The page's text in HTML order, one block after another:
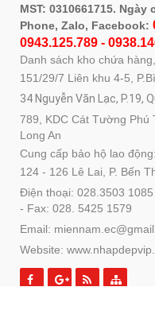
MST: 0310661715. Ngày
Phone, Zalo, Facebook:
0943.125.789 -
Danh sách kho chứa
151/29/7 Liên khu 4-5,
34 Nguyễn Văn Lạc, P.19,
789, KDC Cát Tường Phú
Long An
Cung cấp bảo hộ lao động:
124 - 126 Lê Lai, P. Bến
Điện thoại: 028.3503
- Fax: 028. 5425 1579
Email:
Website: